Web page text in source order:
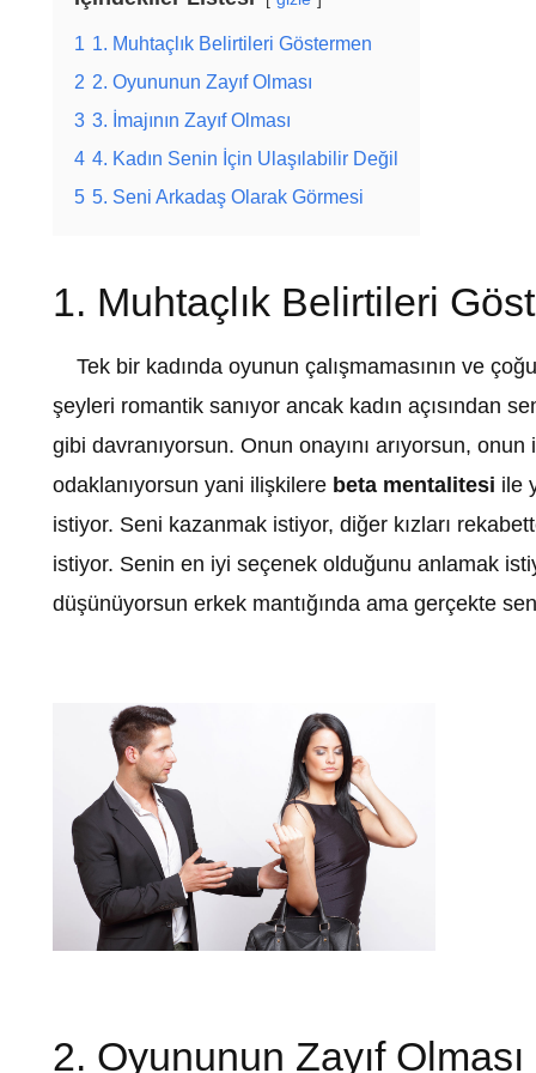
1 1. Muhtaçlık Belirtileri Göstermen
2 2. Oyununun Zayıf Olması
3 3. İmajının Zayıf Olması
4 4. Kadın Senin İçin Ulaşılabilir Değil
5 5. Seni Arkadaş Olarak Görmesi
1. Muhtaçlık Belirtileri
Tek bir kadında oyunun çalışmamasının ve
şeyleri romantik sanıyor ancak kadın açısından
gibi davranıyorsun. Onun onayını arıyorsun,
odaklanıyorsun yani ilişkilere beta mentalitesi ile
istiyor. Seni kazanmak istiyor, diğer kızları
istiyor. Senin en iyi seçenek olduğunu anlamak
düşünüyorsun erkek mantığında ama gerçekte
2. Oyununun Zayıf Olması